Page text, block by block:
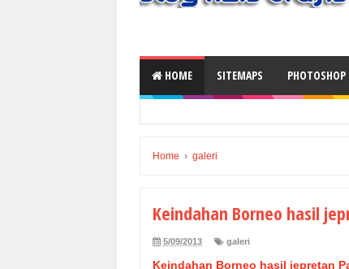
HOME SITEMAPS PHOTOSHOP
Home › galeri
Keindahan Borneo hasil
5/09/2013 galeri
Keindahan Borneo hasil jepretan